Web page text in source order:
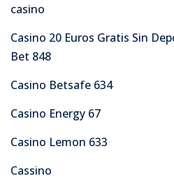
casino
Casino 20 Euros Gratis Sin
Bet 848
Casino Betsafe 634
Casino Energy 67
Casino Lemon 633
Cassino